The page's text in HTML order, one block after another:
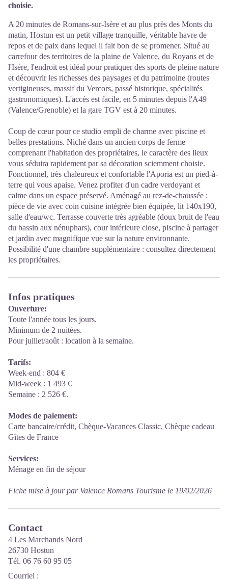
choisie.
A 20 minutes de Romans-sur-Isère et au plus près des Monts du
matin, Hostun est un petit village tranquille, véritable havre de
repos et de paix dans lequel il fait bon de se promener. Situé au
carrefour des territoires de la plaine de Valence, du Royans et de
l'Isère, l'endroit est idéal pour pratiquer des sports de pleine nature
et découvrir les richesses des paysages et du patrimoine (routes
vertigineuses, massif du Vercors, passé historique, spécialités
gastronomiques). L'accès est facile, en 5 minutes depuis l'A49
(Valence/Grenoble) et la gare TGV est à 20 minutes.
Coup de cœur pour ce studio empli de charme avec piscine et
belles prestations. Niché dans un ancien corps de ferme
comprenant l'habitation des propriétaires, le caractère des lieux
vous séduira rapidement par sa décoration sciemment choisie.
Fonctionnel, très chaleureux et confortable l'Aporia est un pied-à-
terre qui vous apaise. Venez profiter d'un cadre verdoyant et
calme dans un espace préservé. Aménagé au rez-de-chaussée :
pièce de vie avec coin cuisine intégrée bien équipée, lit 140x190,
salle d'eau/wc. Terrasse couverte très agréable (doux bruit de l'eau
du bassin aux nénuphars), cour intérieure close, piscine à partager
et jardin avec magnifique vue sur la nature environnante.
Possibilité d'une chambre supplémentaire : consultez directement
les propriétaires.
Infos pratiques
Ouverture:
Toute l'année tous les jours.
Minimum de 2 nuitées.
Pour juillet/août : location à la semaine.
Tarifs:
Week-end : 804 €
Mid-week : 1 493 €
Semaine : 2 526 €.
Modes de paiement:
Carte bancaire/crédit, Chèque-Vacances Classic, Chèque cadeau
Gîtes de France
Services:
Ménage en fin de séjour
Fiche mise à jour par Valence Romans Tourisme le 19/02/2026
Contact
4 Les Marchands Nord
26730 Hostun
Tél. 06 76 60 95 05
Courriel :